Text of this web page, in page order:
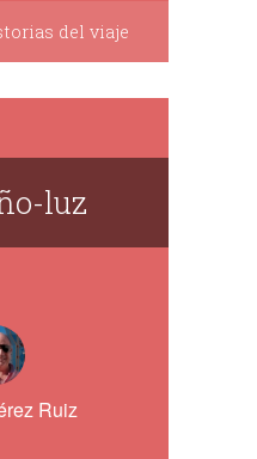
del viaje
luz
Ruiz